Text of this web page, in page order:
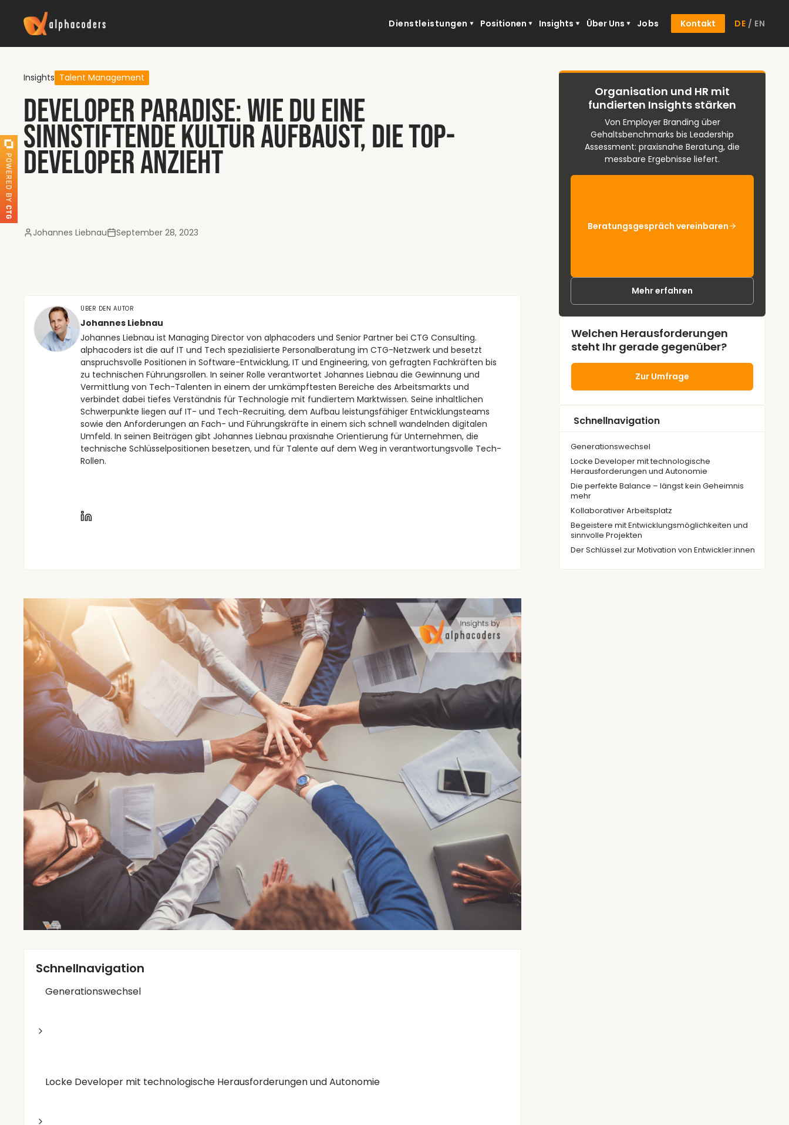
Dienstleistungen Positionen Insights Über Uns Jobs Kontakt DE / EN
Insights Talent Management
Developer Paradise: Wie du eine
sinnstiftende Kultur aufbaust, die Top-
Developer anzieht
Johannes Liebnau September 28, 2023
ÜBER DEN AUTOR
Johannes Liebnau
Johannes Liebnau ist Managing Director von alphacoders und Senior Partner bei CTG Consulting.
alphacoders ist die auf IT und Tech spezialisierte Personalberatung im CTG-Netzwerk und besetzt
anspruchsvolle Positionen in Software-Entwicklung, IT und Engineering, von gefragten Fachkräften bis
zu technischen Führungsrollen. In seiner Rolle verantwortet Johannes Liebnau die Gewinnung und
Vermittlung von Tech-Talenten in einem der umkämpftesten Bereiche des Arbeitsmarkts und
verbindet dabei tiefes Verständnis für Technologie mit fundiertem Marktwissen. Seine inhaltlichen
Schwerpunkte liegen auf IT- und Tech-Recruiting, dem Aufbau leistungsfähiger Entwicklungsteams
sowie den Anforderungen an Fach- und Führungskräfte in einem sich schnell wandelnden digitalen
Umfeld. In seinen Beiträgen gibt Johannes Liebnau praxisnahe Orientierung für Unternehmen, die
technische Schlüsselpositionen besetzen, und für Talente auf dem Weg in verantwortungsvolle Tech-
Rollen.
Schnellnavigation
Generationswechsel
Locke Developer mit technologische Herausforderungen und Autonomie
Organisation und HR mit
fundierten Insights stärken
Von Employer Branding über
Gehaltsbenchmarks bis Leadership
Assessment: praxisnahe Beratung, die
messbare Ergebnisse liefert.
Beratungsgespräch vereinbaren
Mehr erfahren
Welchen Herausforderungen
steht Ihr gerade gegenüber?
Zur Umfrage
Schnellnavigation
Generationswechsel
Locke Developer mit technologische
Herausforderungen und Autonomie
Die perfekte Balance – längst kein Geheimnis
mehr
Kollaborativer Arbeitsplatz
Begeistere mit Entwicklungsmöglichkeiten und
sinnvolle Projekten
Der Schlüssel zur Motivation von Entwickler:innen